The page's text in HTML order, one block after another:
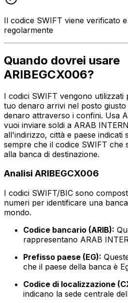
Il codice SWIFT viene verificato
regolarmente
Quando dovrei usare
ARIBEGCX006?
I codici SWIFT vengono utilizzati
tuo denaro arrivi nel posto
denaro attraverso i confini. Usa
vuoi inviare soldi a ARAB
all'indirizzo, città e paese indicati
sempre che il codice SWIFT che
alla banca di destinazione.
Analisi ARIBEGCX006
I codici SWIFT/BIC sono
numeri per identificare una
mondo.
Codice bancario (ARIB):
rappresentano ARAB
Prefisso paese (EG):
che il paese della banca è
Codice di localizzazione
indicano la sede centrale